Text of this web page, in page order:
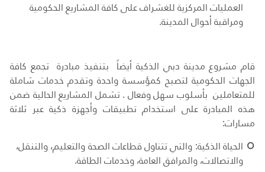
العمليات المركزية للغشراف على كافة المشاريع الحكومية
ومراقبة أحوال المدينة.
قام مشروع مدينة دبي الذكية أيضاً بتنفيذ مبادرة تجمع كافة
الجهات الحكومية لتصبح كمؤسسة واحدة وتقدم خدمات شاملة
للمتعاملين بأسلوب سهل وفعال . تشمل المشاريع الحالية ضمن
هذه المبادرة على استخدام تطبيقات وأجهزة ذكية عبر ثلاثة
مسارات:
الحياة الذكية: والتي تتناول قطاعات الصحة والتعليم، والتنقل،
والاتصالات، والمرافق العامة، وخدمات الطاقة.